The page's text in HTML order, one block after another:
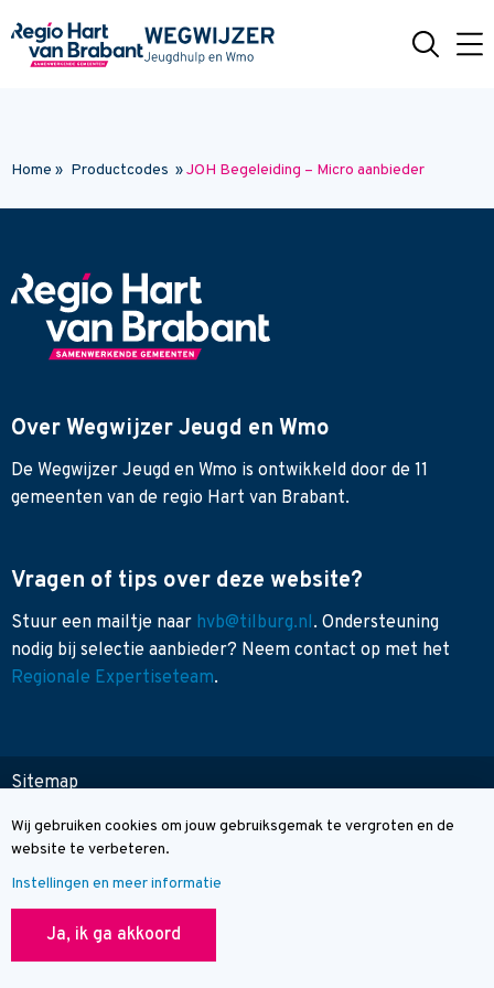
Cookie melding
Wij gebruiken cookies om jouw gebruiksgemak te vergroten en de
website te verbeteren.
Instellingen en meer informatie
Ja, ik ga akkoord
Home » Productcodes »JOH Begeleiding – Micro aanbieder
Over Wegwijzer Jeugd en Wmo
De Wegwijzer Jeugd en Wmo is ontwikkeld door de 11
gemeenten van de regio Hart van Brabant.
Vragen of tips over deze website?
Stuur een mailtje naar hvb@tilburg.nl. Ondersteuning
nodig bij selectie aanbieder? Neem contact op met het
Regionale Expertiseteam.
© Wegwijzer Hart van Brabant
Sitemap
Contact